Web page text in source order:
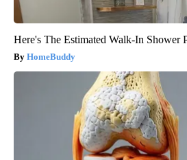
Here's The Estimated Walk-In Shower
HomeBuddy